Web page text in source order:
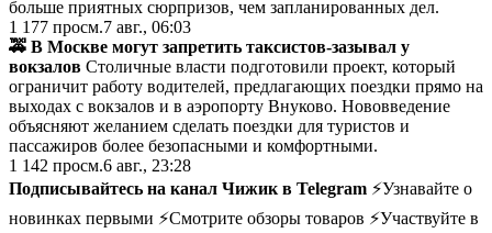
больше приятных сюрпризов, чем запланированных дел.
1 177 просм.7 авг., 06:03
🚕 В Москве могут запретить таксистов-зазывал у
вокзалов Столичные власти подготовили проект, который
ограничит работу водителей, предлагающих поездки прямо на
выходах с вокзалов и в аэропорту Внуково. Нововведение
объясняют желанием сделать поездки для туристов и
пассажиров более безопасными и комфортными.
1 142 просм.6 авг., 23:28
Подписывайтесь на канал Чижик в Telegram ⚡Узнавайте о
новинках первыми ⚡Смотрите обзоры товаров ⚡Участвуйте в